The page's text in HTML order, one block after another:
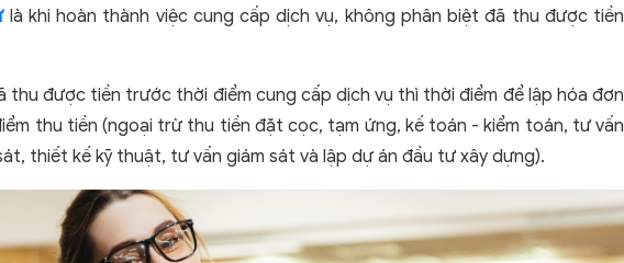
là khi hoàn thành việc cung cấp dịch vụ, không phân biệt đã thu được tiền
thu được tiền trước thời điểm cung cấp dịch vụ thì thời điểm để lập hóa đơn
thu tiền (ngoại trừ thu tiền đặt cọc, tạm ứng, kế toán - kiểm toán, tư vấn
thiết kế kỹ thuật, tư vấn giám sát và lập dự án đầu tư xây dựng).